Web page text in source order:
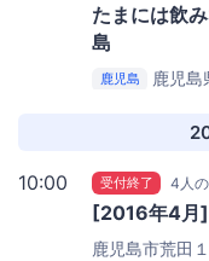
たまには飲
島
鹿児島
鹿児
10:00 受付終了 4人
[2016年4月
鹿児島市荒田